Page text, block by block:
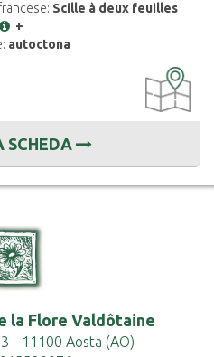
Scille à deux feuilles
:+
autoctona
DISPONIBILE
SCHEDA
la Flore Valdôtaine
- 11100 Aosta (AO)